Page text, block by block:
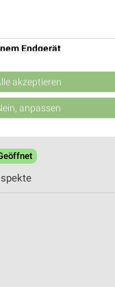
Endgerät
akzeptieren
anpassen